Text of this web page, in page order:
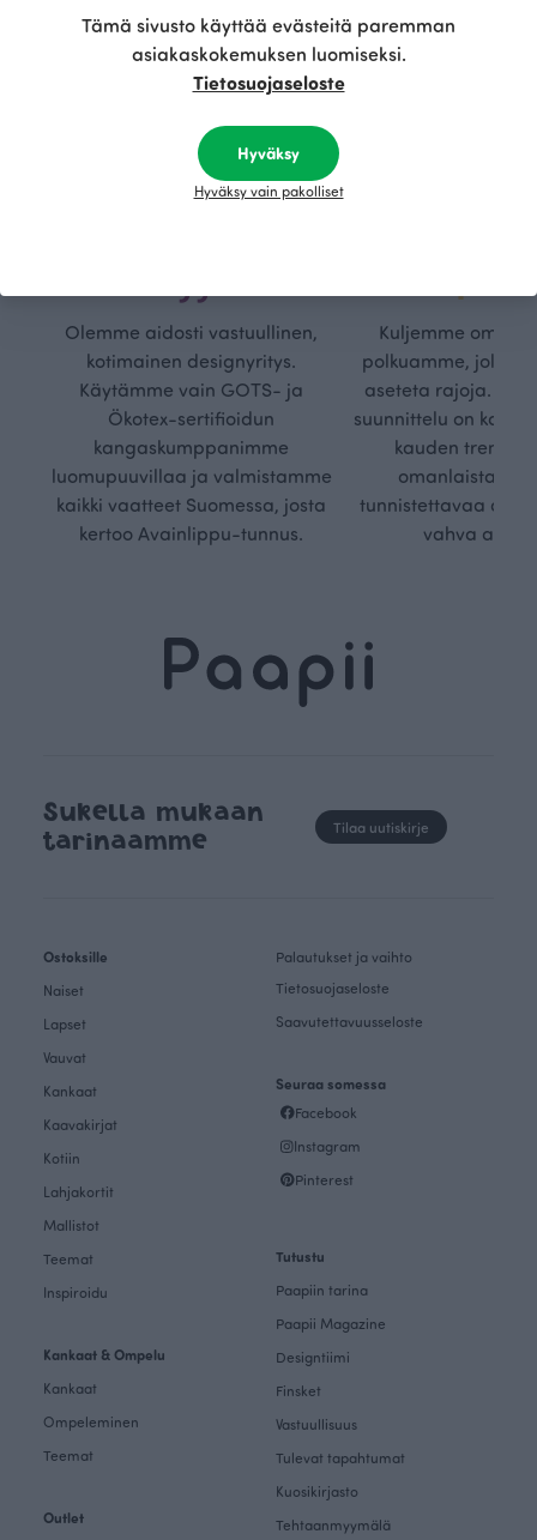
Olemme aidosti vastuullinen,
kotimainen designyritys.
Käytämme vain GOTS- ja
Ökotex-sertifioidun
kangaskumppanimme
luomupuuvillaa ja valmistamme
kaikki vaatteet Suomessa, josta
kertoo Avainlippu-tunnus.
Kuljemme omaa,
polkuamme, jolla
aseteta rajoja.
suunnittelu on
kauden
omanlaista,
tunnistettavaa
vahva
Sukella mukaan
tarinaamme
Tilaa uutiskirje
Ostoksille
Naiset
Lapset
Vauvat
Kankaat
Kaavakirjat
Kotiin
Lahjakortit
Mallistot
Teemat
Inspiroidu
Kankaat & Ompelu
Kankaat
Ompeleminen
Teemat
Outlet
Palautukset ja vaihto
Tietosuojaseloste
Saavutettavuusseloste
Seuraa somessa
Facebook
Instagram
Pinterest
Tutustu
Paapiin tarina
Paapii Magazine
Designtiimi
Finsket
Vastuullisuus
Tulevat tapahtumat
Kuosikirjasto
Tehtaanmyymälä
Tämä sivusto käyttää evästeitä paremman
asiakaskokemuksen luomiseksi.
Tietosuojaseloste
Hyväksy
Hyväksy vain pakolliset